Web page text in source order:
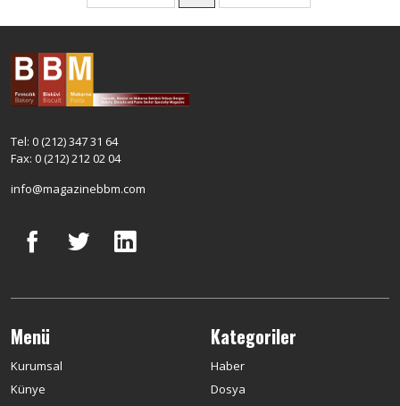
Tel: 0 (212) 347 31 64
Fax: 0 (212) 212 02 04
info@magazinebbm.com
Menü
Kurumsal
Künye
Kategoriler
Haber
Dosya